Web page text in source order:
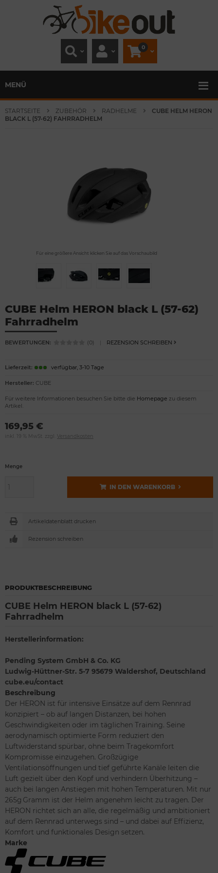
0
MENÜ
STARTSEITE ZUBEHÖR RADHELME
CUBE HELM HERON
BLACK L (57-62) FAHRRADHELM
Für eine größere Ansicht klicken Sie auf das Vorschaubild
CUBE Helm HERON black L (57-62)
Fahrradhelm
BEWERTUNGEN: (0) REZENSION SCHREIBEN
Lieferzeit: verfügbar, 3-10 Tage
Hersteller: CUBE
Für weitere Informationen besuchen Sie bitte die Homepage zu diesem
Artikel.
169,95 €
inkl. 19 % MwSt. zzgl. Versandkosten
Menge
IN DEN WARENKORB
Artikeldatenblatt drucken
Rezension schreiben
PRODUKTBESCHREIBUNG
CUBE Helm HERON black L (57-62)
Fahrradhelm
Herstellerinformation:
Pending System GmbH & Co. KG
Ludwig-Hüttner-Str. 5-7 95679 Waldershof, Deutschland
cube.eu/contact
Beschreibung
Der HERON ist für intensive Einsätze auf dem Rennrad
konzipiert – ob auf langen Distanzen, bei hohen
Geschwindigkeiten oder im täglichen Training. Seine
aerodynamisch optimierte Form reduziert den
Luftwiderstand spürbar, ohne beim Tragekomfort
Kompromisse einzugehen. Großzügige
Ventilationsöffnungen und tief geführte Kanäle leiten die
Luft gezielt über den Kopf und verhindern Überhitzung –
auch bei langen Anstiegen mit hohen Temperaturen. Mit nur
265g Gramm ist der Helm angenehm leicht zu tragen. Der
HERON richtet sich an alle, die regelmäßig und ambitioniert
auf dem Rennrad unterwegs sind – und dabei auf Effizienz,
Komfort und funktionales Design setzen.
Marke